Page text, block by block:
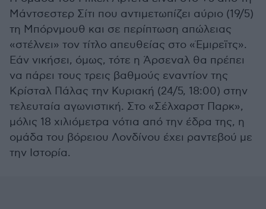
Μάντσεστερ Σίτι που αντιμετωπίζει αύριο (19/5)
τη Μπόρνμουθ και σε περίπτωση απώλειας
«στέλνει» τον τίτλο απευθείας στο «Έμιρεϊτς».
Εάν νικήσει, όμως, τότε η Άρσεναλ θα πρέπει
να πάρει τους τρεις βαθμούς εναντίον της
Κρίσταλ Πάλας την Κυριακή (24/5, 18:00) στην
τελευταία αγωνιστική. Στο «Σέλχαρστ Παρκ»,
μόλις 18 χιλιόμετρα νότια από την έδρα της, η
ομάδα του βόρειου Λονδίνου έχει ραντεβού με
την Ιστορία.